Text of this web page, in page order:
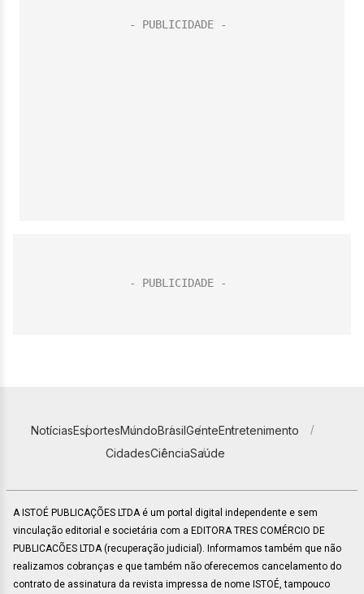
NotíciasEsportesMundoBrasilGenteEntretenimento
CidadesCiênciaSaúde
A ISTOÉ PUBLICAÇÕES LTDA é um portal digital independente e sem
vinculação editorial e societária com a EDITORA TRES COMÉRCIO DE
PUBLICACÕES LTDA (recuperação judicial). Informamos também que não
realizamos cobranças e que também não oferecemos cancelamento do
contrato de assinatura da revista impressa de nome ISTOÉ, tampouco